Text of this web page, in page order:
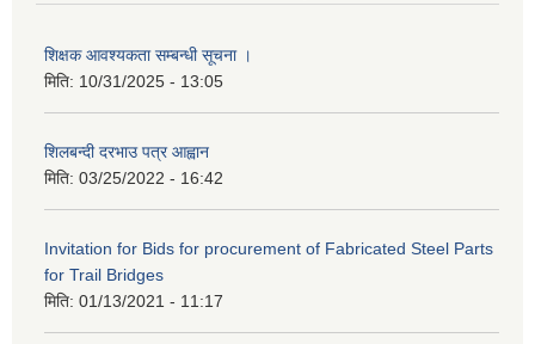
शिक्षक आवश्यकता सम्बन्धी सूचना ।
मिति: 10/31/2025 - 13:05
शिलबन्दी दरभाउ पत्र आह्वान
मिति: 03/25/2022 - 16:42
Invitation for Bids for procurement of Fabricated Steel Parts
for Trail Bridges
मिति: 01/13/2021 - 11:17